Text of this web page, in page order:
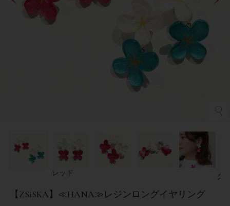
レッド グ
【ZSiSKA】≪HANA≫レジンロングイヤリング